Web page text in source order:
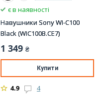
є в наявності
Навушники Sony WI-C100
Black (WIC100B.CE7)
1 349 ₴
Купити
4.9 4